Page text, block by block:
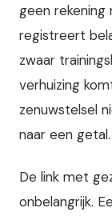
geen rekening
registreert
zwaar
verhuizing
zenuwstelsel
naar een getal.
De link met
onbelangrijk.